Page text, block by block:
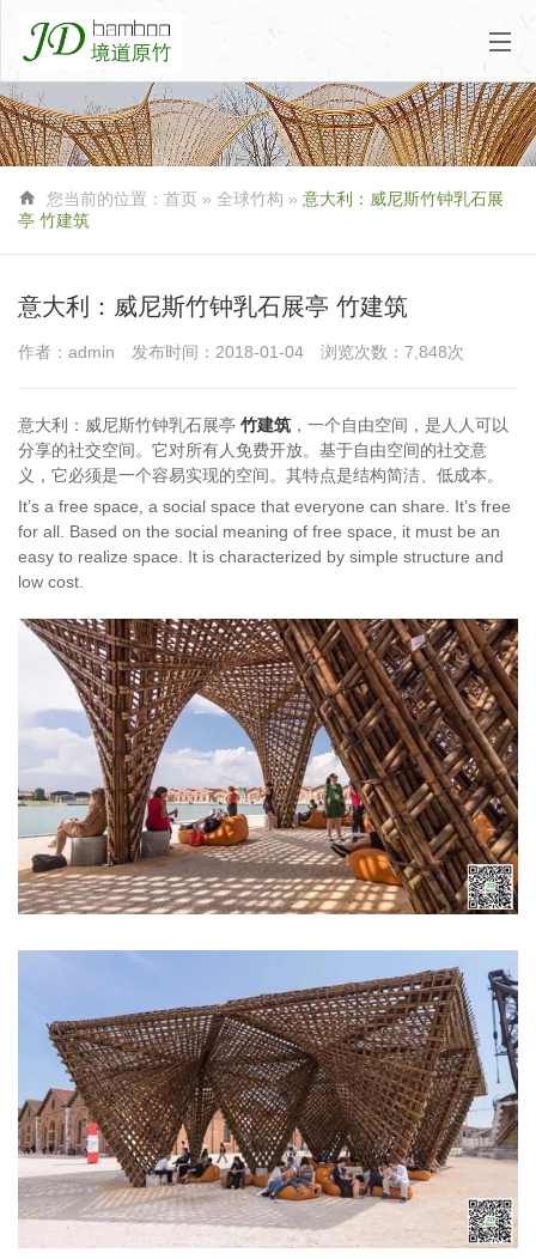
 您当前的位置： 首页 » 全球竹构 » 意大利：威尼斯竹钟乳石展
亭 竹建筑
意大利：威尼斯竹钟乳石展亭 竹建筑
作者：admin 发布时间：2018-01-04 浏览次数：7,848次
意大利：威尼斯竹钟乳石展亭 竹建筑 ，一个自由空间，是人人可以
分享的社交空间。它对所有人免费开放。基于自由空间的社交意
义，它必须是一个容易实现的空间。其特点是结构简洁、低成本。
It’s a free space, a social space that everyone can share. It’s free
for all. Based on the social meaning of free space, it must be an
easy to realize space. It is characterized by simple structure and
low cost.